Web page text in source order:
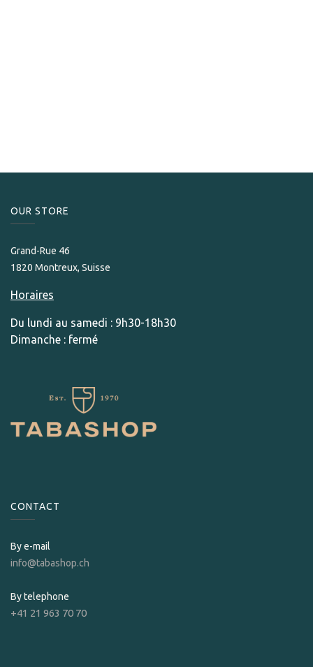
OUR STORE​
Grand-Rue 46
1820 Montreux, Suisse
Horaires
Du lundi au samedi : 9h30-18h30
Dimanche : fermé
CONTACT
By e-mail
info@tabashop.ch
By telephone
+41 21 963 70 70